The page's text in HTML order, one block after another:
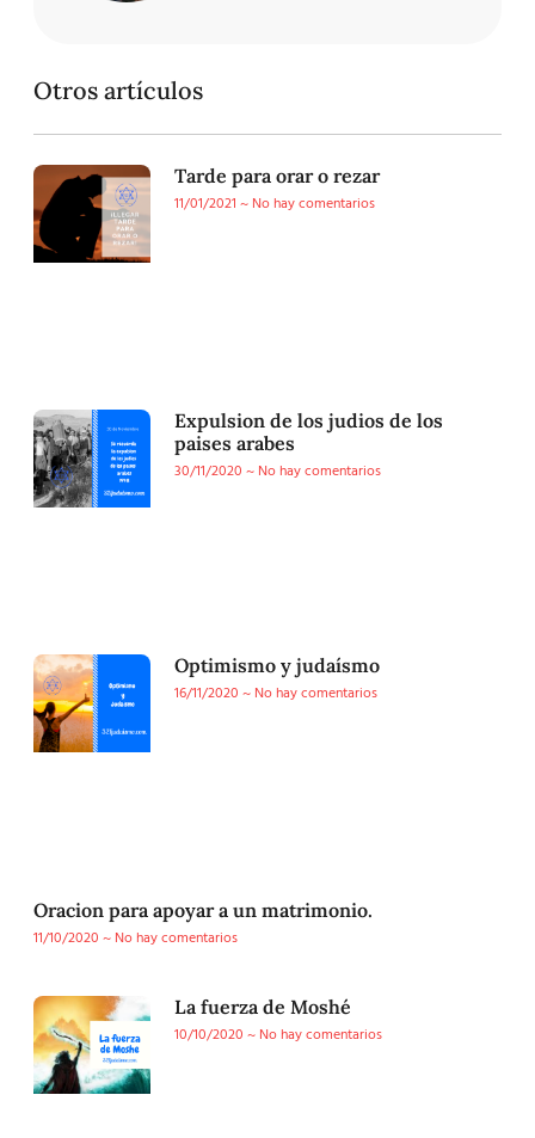
Otros artículos
Tarde para orar o rezar
11/01/2021
No hay comentarios
Expulsion de los judios de los
paises arabes
30/11/2020
No hay comentarios
Optimismo y judaísmo
16/11/2020
No hay comentarios
Oracion para apoyar a un matrimonio.
11/10/2020
No hay comentarios
La fuerza de Moshé
10/10/2020
No hay comentarios